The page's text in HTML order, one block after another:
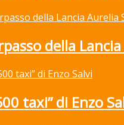
della
taxi” di Enzo